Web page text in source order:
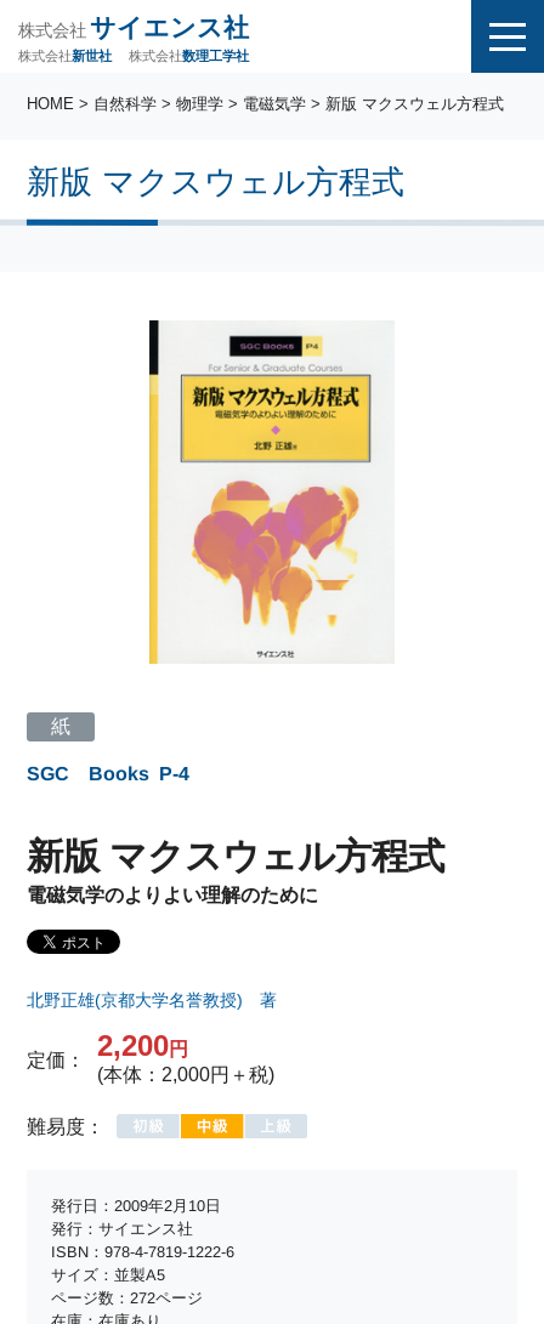
株式会社 サイエンス社
株式会社新世社 株式会社数理工学社
新版 マクスウェル方程式
HOME > 自然科学 >物理学 > 電磁気学 > 新版 マクスウェル方程式
紙
SGC Books P-4
新版 マクスウェル方程式
電磁気学のよりよい理解のために
北野正雄(京都大学名誉教授) 著
定価： 2,200円
(本体：2,000円＋税)
難易度：
発行日：2009年2月10日
発行：サイエンス社
ISBN：978-4-7819-1222-6
サイズ：並製A5
ページ数：272ページ